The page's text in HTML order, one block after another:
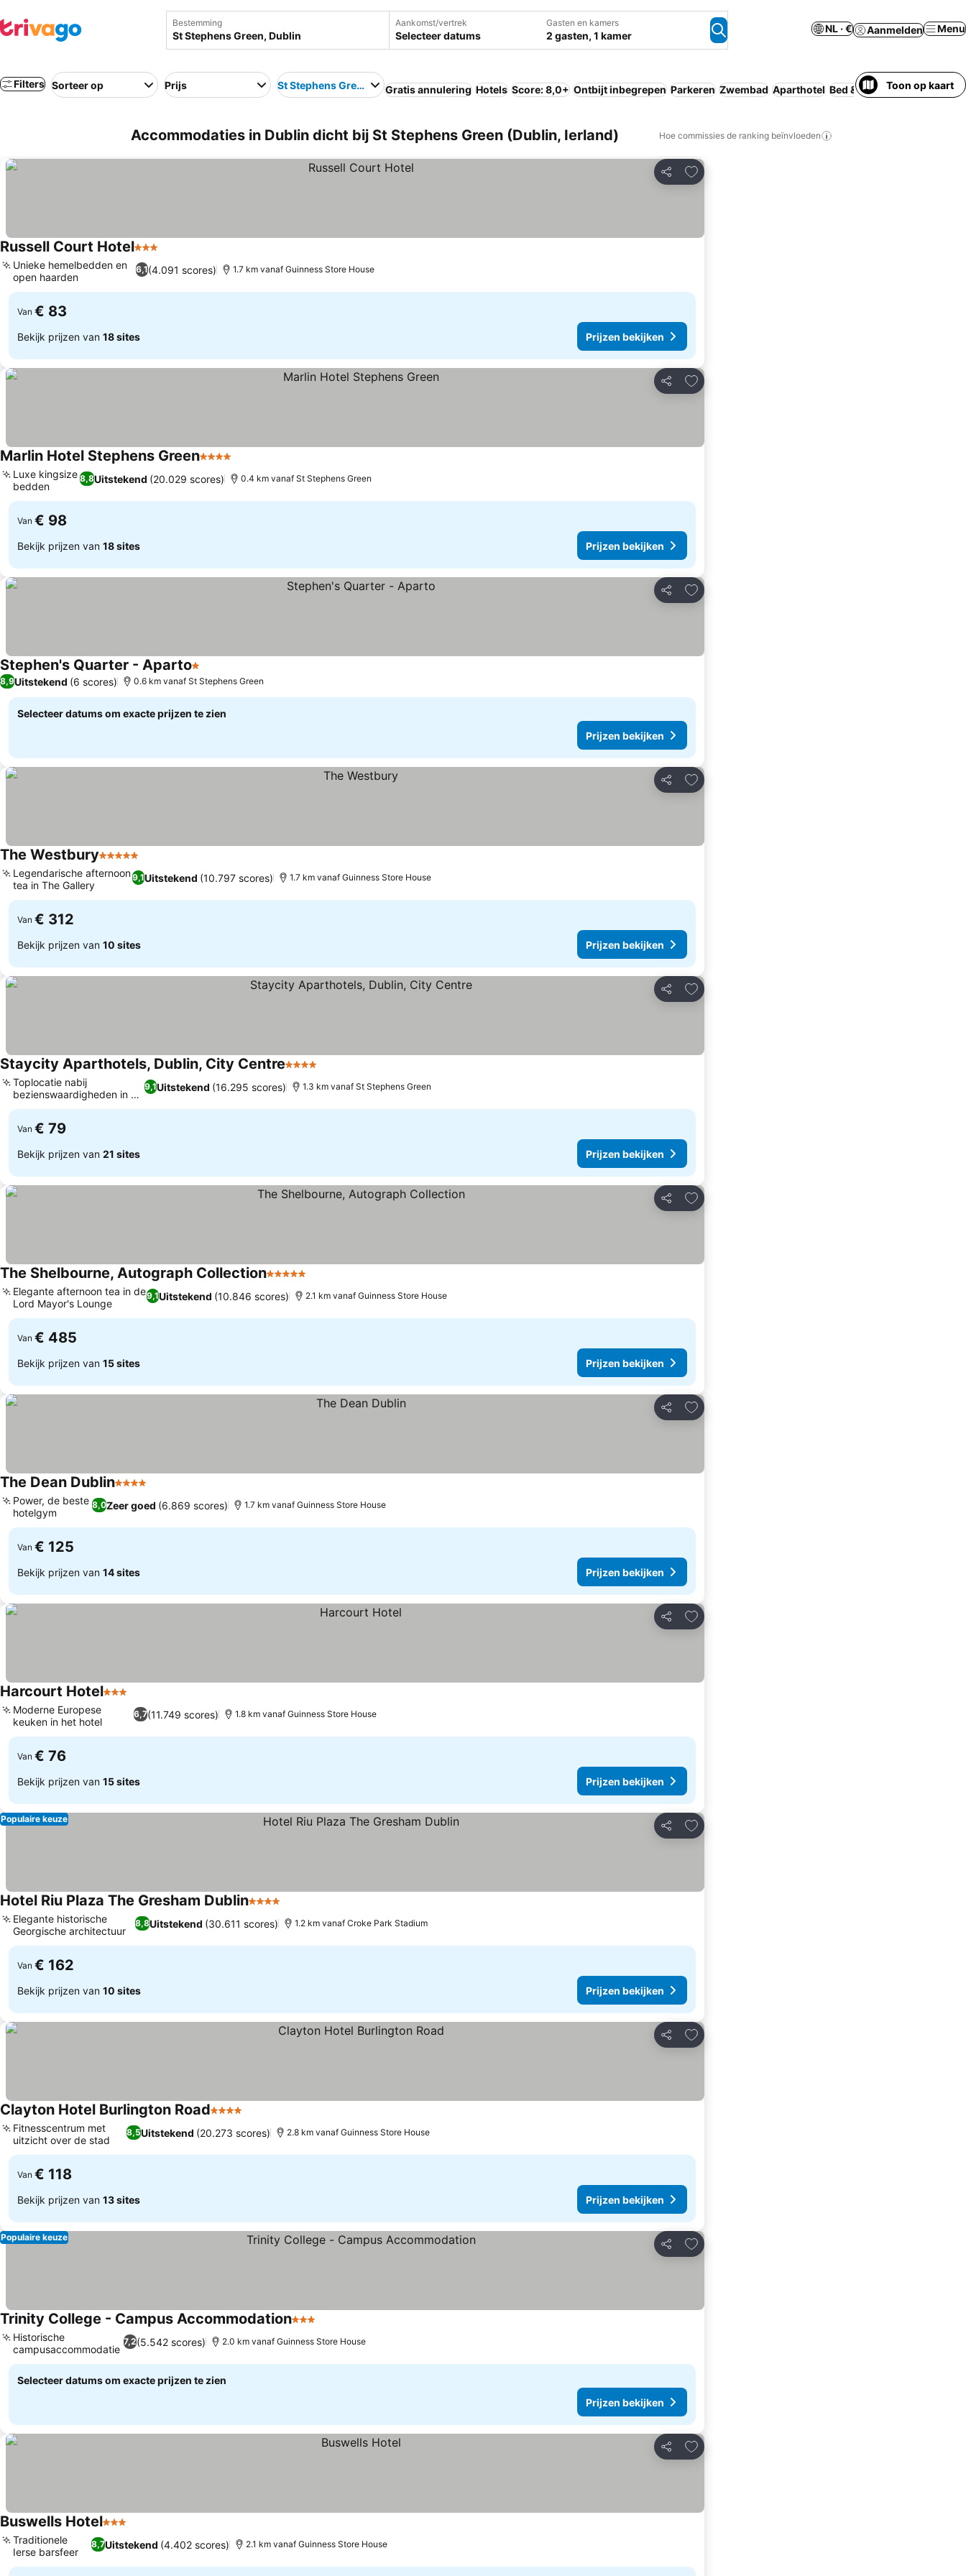
Bestemming Aankomst/vertrek
Selecteer datums
Gasten en kamers
2 gasten, 1 kamer
NL · € Aanmelden Menu
Filters Sorteer op Prijs St Stephens Green Gratis annulering Hotels Score: 8,0+ Ontbijt inbegrepen Parkeren Zwembad Aparthotel Bed & Breakfast Wifi Geen
Toon op kaart
Accommodaties in Dublin dicht bij St Stephens Green (Dublin, Ierland) Hoe commissies de ranking beïnvloeden
Delen
Toevoegen aan favorieten
Russell Court Hotel3 Sterren
6,1(4.091 scores)
Unieke hemelbedden en
open haarden
1.7 km vanaf Guinness Store House
Van € 83
Bekijk prijzen van 18 sites Prijzen bekijken
Delen
Toevoegen aan favorieten
Marlin Hotel Stephens Green4 Sterren
8,8Uitstekend (20.029 scores)
Luxe kingsize
bedden
0.4 km vanaf St Stephens Green
Van € 98
Bekijk prijzen van 18 sites Prijzen bekijken
Delen
Toevoegen aan favorieten
Stephen's Quarter - Aparto1 Sterren
8,9Uitstekend (6 scores) 0.6 km vanaf St Stephens Green
Selecteer datums om exacte prijzen te zien
Prijzen bekijken
Delen
Toevoegen aan favorieten
The Westbury5 Sterren
9,1Uitstekend (10.797 scores)
Legendarische afternoon
tea in The Gallery
1.7 km vanaf Guinness Store House
Van € 312
Bekijk prijzen van 10 sites Prijzen bekijken
Delen
Toevoegen aan favorieten
Staycity Aparthotels, Dublin, City Centre4 Sterren
9,1Uitstekend (16.295 scores)
Toplocatie nabij
bezienswaardigheden in de
stad
1.3 km vanaf St Stephens Green
Van € 79
Bekijk prijzen van 21 sites Prijzen bekijken
Delen
Toevoegen aan favorieten
The Shelbourne, Autograph Collection5 Sterren
9,1Uitstekend (10.846 scores)
Elegante afternoon tea in de
Lord Mayor's Lounge
2.1 km vanaf Guinness Store House
Van € 485
Bekijk prijzen van 15 sites Prijzen bekijken
Delen
Toevoegen aan favorieten
The Dean Dublin4 Sterren
8,0Zeer goed (6.869 scores)
Power, de beste
hotelgym
1.7 km vanaf Guinness Store House
Van € 125
Bekijk prijzen van 14 sites Prijzen bekijken
Delen
Toevoegen aan favorieten
Harcourt Hotel3 Sterren
6,7(11.749 scores)
Moderne Europese
keuken in het hotel
1.8 km vanaf Guinness Store House
Van € 76
Bekijk prijzen van 15 sites Prijzen bekijken
Delen
Toevoegen aan favorieten
Populaire keuze
Hotel Riu Plaza The Gresham Dublin4 Sterren
8,8Uitstekend (30.611 scores)
Elegante historische
Georgische architectuur
1.2 km vanaf Croke Park Stadium
Van € 162
Bekijk prijzen van 10 sites Prijzen bekijken
Delen
Toevoegen aan favorieten
Clayton Hotel Burlington Road4 Sterren
8,5Uitstekend (20.273 scores)
Fitnesscentrum met
uitzicht over de stad
2.8 km vanaf Guinness Store House
Van € 118
Bekijk prijzen van 13 sites Prijzen bekijken
Delen
Toevoegen aan favorieten
Populaire keuze
Trinity College - Campus Accommodation3 Sterren
7,2(5.542 scores)
Historische
campusaccommodatie
2.0 km vanaf Guinness Store House
Selecteer datums om exacte prijzen te zien
Prijzen bekijken
Delen
Toevoegen aan favorieten
Buswells Hotel3 Sterren
8,7Uitstekend (4.402 scores)
Traditionele
Ierse barsfeer
2.1 km vanaf Guinness Store House